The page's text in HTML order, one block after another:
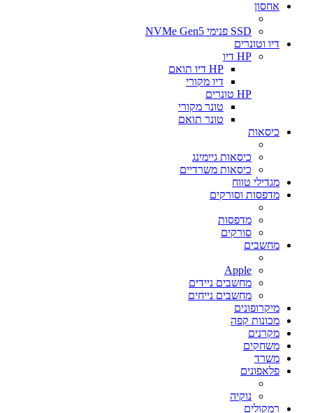
אחסון
SSD פנימי NVMe Gen5
דיו וטונרים
HP דיו
HP דיו תואם
דיו מקורי
HP טונרים
טונר מקורי
טונר תואם
כיסאות
כיסאות גיימינג
כיסאות משרדיים
מגדילי טווח
מדפסות וסורקים
מדפסות
סורקים
מחשבים
Apple
מחשבים ניידים
מחשבים נייחים
מיקרופונים
מכונות קפה
מקרנים
משחקים
משרד
פלאפונים
נוקיה
רמקולים